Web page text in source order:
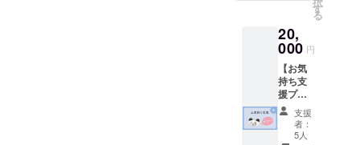
す。
※画像は
制作中
のイ
メージ
です。
思って
る方の
ための
プラン
です。
心を込
めたお
礼の
メッ
セージ
す
る
20,
000 円
【お気
持ち支
援プラ
ンB：
20,000
円】 こ
支援
者：
5人